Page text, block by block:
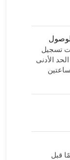
تسجيل
الأدنى
الإلغاء حتى 30 يومًا قبل